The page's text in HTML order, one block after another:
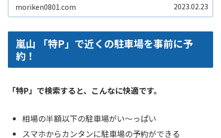
moriken0801.com 2023.02.23
嵐山 「特P」で近くの駐車場を事前に予
約！
「特P」で検索すると、こんなに快適です。
相場の半額以下の駐車場がい〜っぱい
スマホからカンタンに駐車場の予約ができる